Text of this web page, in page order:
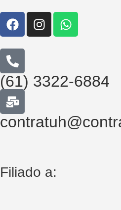
(61) 3322-6884
Filiado a: